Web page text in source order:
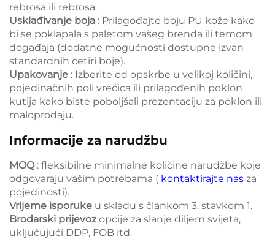
rebrosa ili rebrosa.
Usklađivanje boja : Prilagođajte boju PU kože kako
bi se poklapala s paletom vašeg brenda ili temom
događaja (dodatne mogućnosti dostupne izvan
standardnih četiri boje).
Upakovanje : Izberite od opskrbe u velikoj količini,
pojedinačnih poli vrećica ili prilagođenih poklon
kutija kako biste poboljšali prezentaciju za poklon ili
maloprodaju.
Informacije za narudžbu
MOQ : fleksibilne minimalne količine narudžbe koje
odgovaraju vašim potrebama ( kontaktirajte nas za
pojedinosti).
Vrijeme isporuke u skladu s člankom 3. stavkom 1.
Brodarski prijevoz opcije za slanje diljem svijeta,
uključujući DDP, FOB itd.